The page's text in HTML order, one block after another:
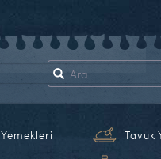
Yemekleri Tavuk